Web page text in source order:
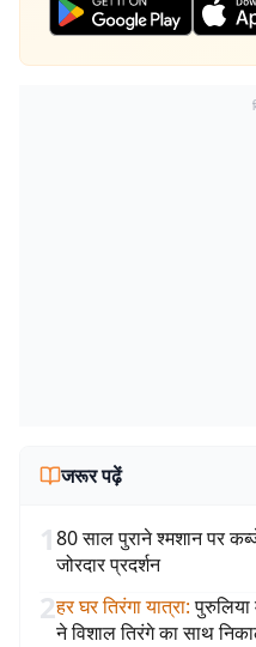
जरूर पढ़ें
180 साल पुराने श्मशान पर
जोरदार प्रदर्शन
2हर घर तिरंगा यात्रा:
ने विशाल तिरंगे का साथ